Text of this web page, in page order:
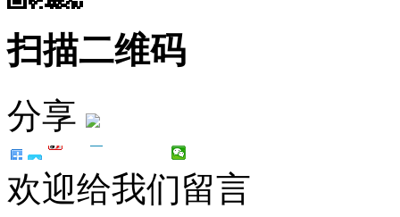
扫描二维码
分享
欢迎给我们留言